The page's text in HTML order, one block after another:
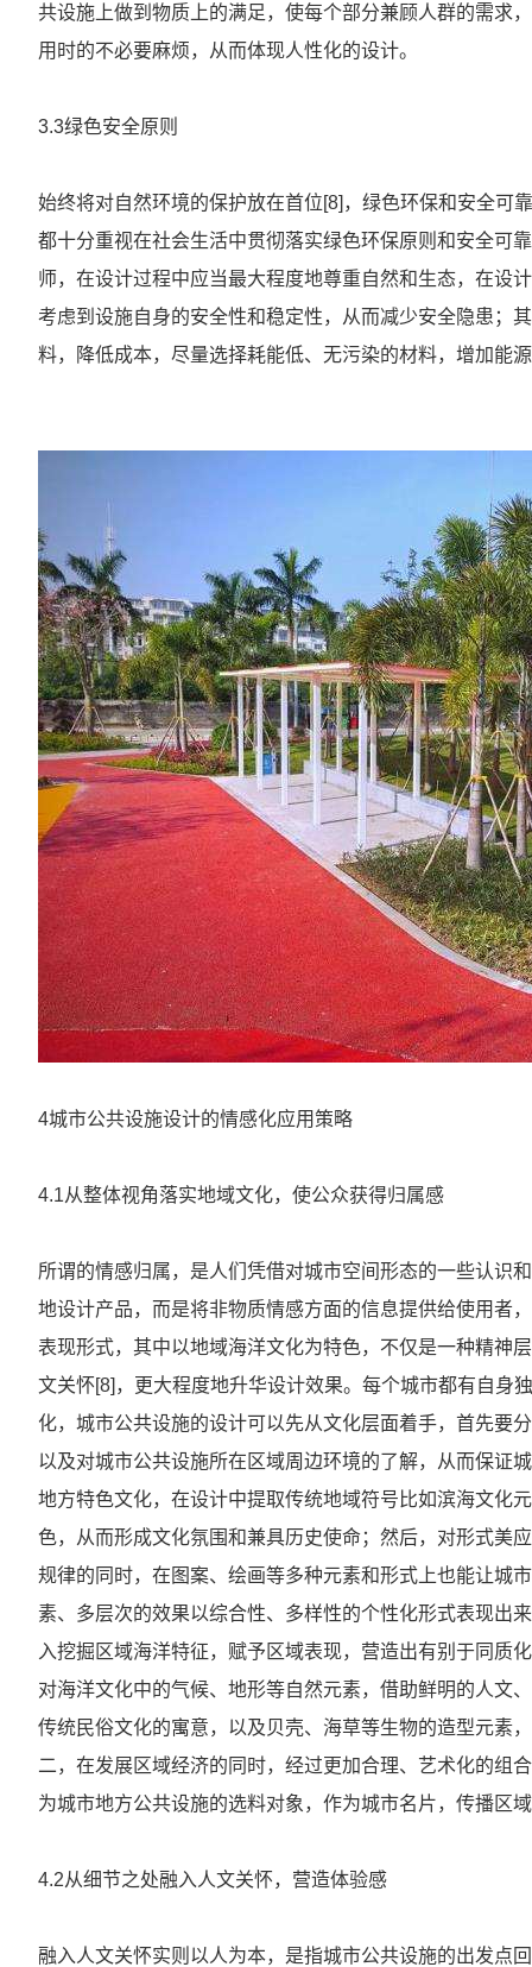
共设施上做到物质上的满足，使每个部分兼顾人群的需求
用时的不必要麻烦，从而体现人性化的设计。
3.3绿色安全原则
始终将对自然环境的保护放在首位[8]，绿色环保和安全可
都十分重视在社会生活中贯彻落实绿色环保原则和安全可
师，在设计过程中应当最大程度地尊重自然和生态，在设
考虑到设施自身的安全性和稳定性，从而减少安全隐患；
料，降低成本，尽量选择耗能低、无污染的材料，增加能
4城市公共设施设计的情感化应用策略
4.1从整体视角落实地域文化，使公众获得归属感
所谓的情感归属，是人们凭借对城市空间形态的一些认识
地设计产品，而是将非物质情感方面的信息提供给使用者
表现形式，其中以地域海洋文化为特色，不仅是一种精神
文关怀[8]，更大程度地升华设计效果。每个城市都有自身
化，城市公共设施的设计可以先从文化层面着手，首先要
以及对城市公共设施所在区域周边环境的了解，从而保证
地方特色文化，在设计中提取传统地域符号比如滨海文化
色，从而形成文化氛围和兼具历史使命；然后，对形式美
规律的同时，在图案、绘画等多种元素和形式上也能让城
素、多层次的效果以综合性、多样性的个性化形式表现出
入挖掘区域海洋特征，赋予区域表现，营造出有别于同质
对海洋文化中的气候、地形等自然元素，借助鲜明的人文
传统民俗文化的寓意，以及贝壳、海草等生物的造型元素
二，在发展区域经济的同时，经过更加合理、艺术化的组
为城市地方公共设施的选料对象，作为城市名片，传播区
4.2从细节之处融入人文关怀，营造体验感
融入人文关怀实则以人为本，是指城市公共设施的出发点